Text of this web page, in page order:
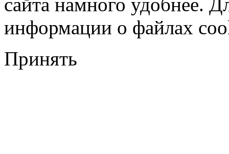
информации о файлах
Принять